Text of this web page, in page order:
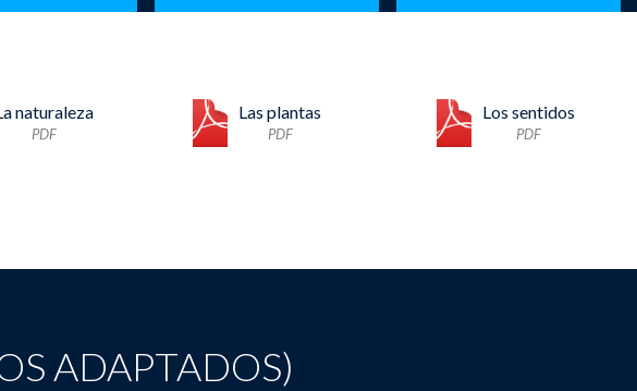
naturaleza
PDF
Las plantas
PDF
Los sentidos
PDF
ADAPTADOS)